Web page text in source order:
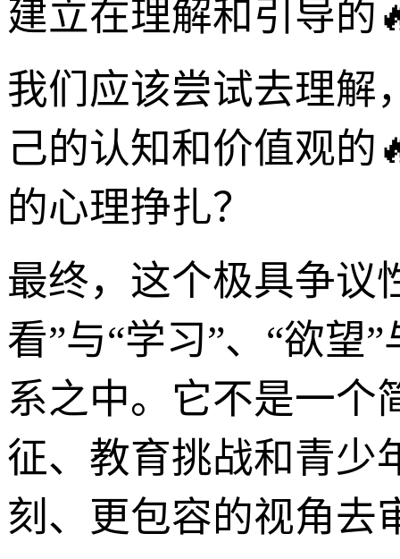
建立在理解和引导的
我们应该尝试去理解
己的认知和价值观的
的心理挣扎？
最终，这个极具争议
看”与“学习”、“欲望
系之中。它不是一个
征、教育挑战和青少
刻、更包容的视角去